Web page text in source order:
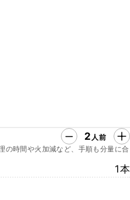
2 人前
の時間や火加減など、手順も分量に合
1本